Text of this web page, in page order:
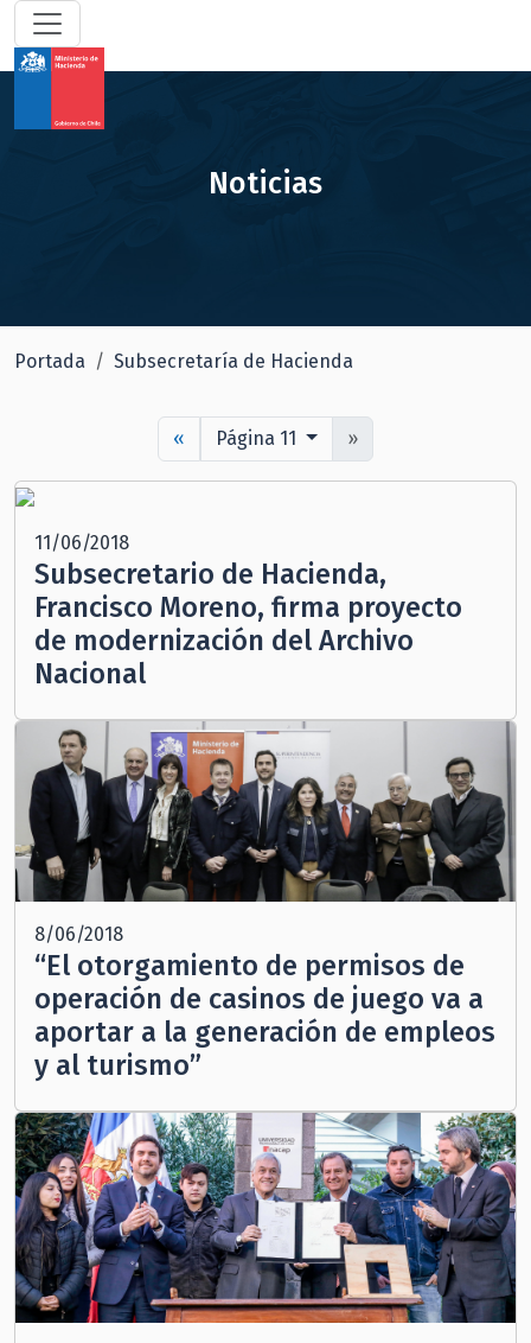
Noticias
Portada Subsecretaría de Hacienda
« Página 11 »
11/06/2018
Subsecretario de Hacienda,
Francisco Moreno, firma proyecto
de modernización del Archivo
Nacional
8/06/2018
“El otorgamiento de permisos de
operación de casinos de juego va a
aportar a la generación de empleos
y al turismo”